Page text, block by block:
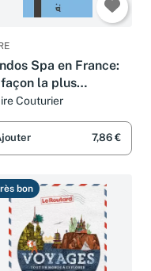
Spa en France:
la plus
de découvrir la
Couturier
7,86 €
bon